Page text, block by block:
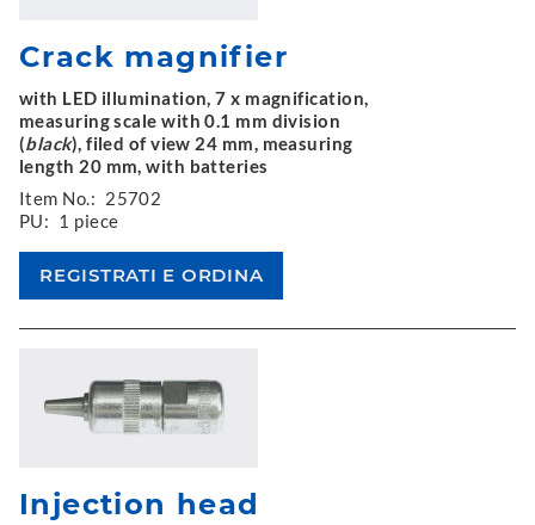
Crack magnifier
with LED illumination, 7 x magnification,
measuring scale with 0.1 mm division
(black), filed of view 24 mm, measuring
length 20 mm, with batteries
Item No.: 25702
PU: 1 piece
Injection head